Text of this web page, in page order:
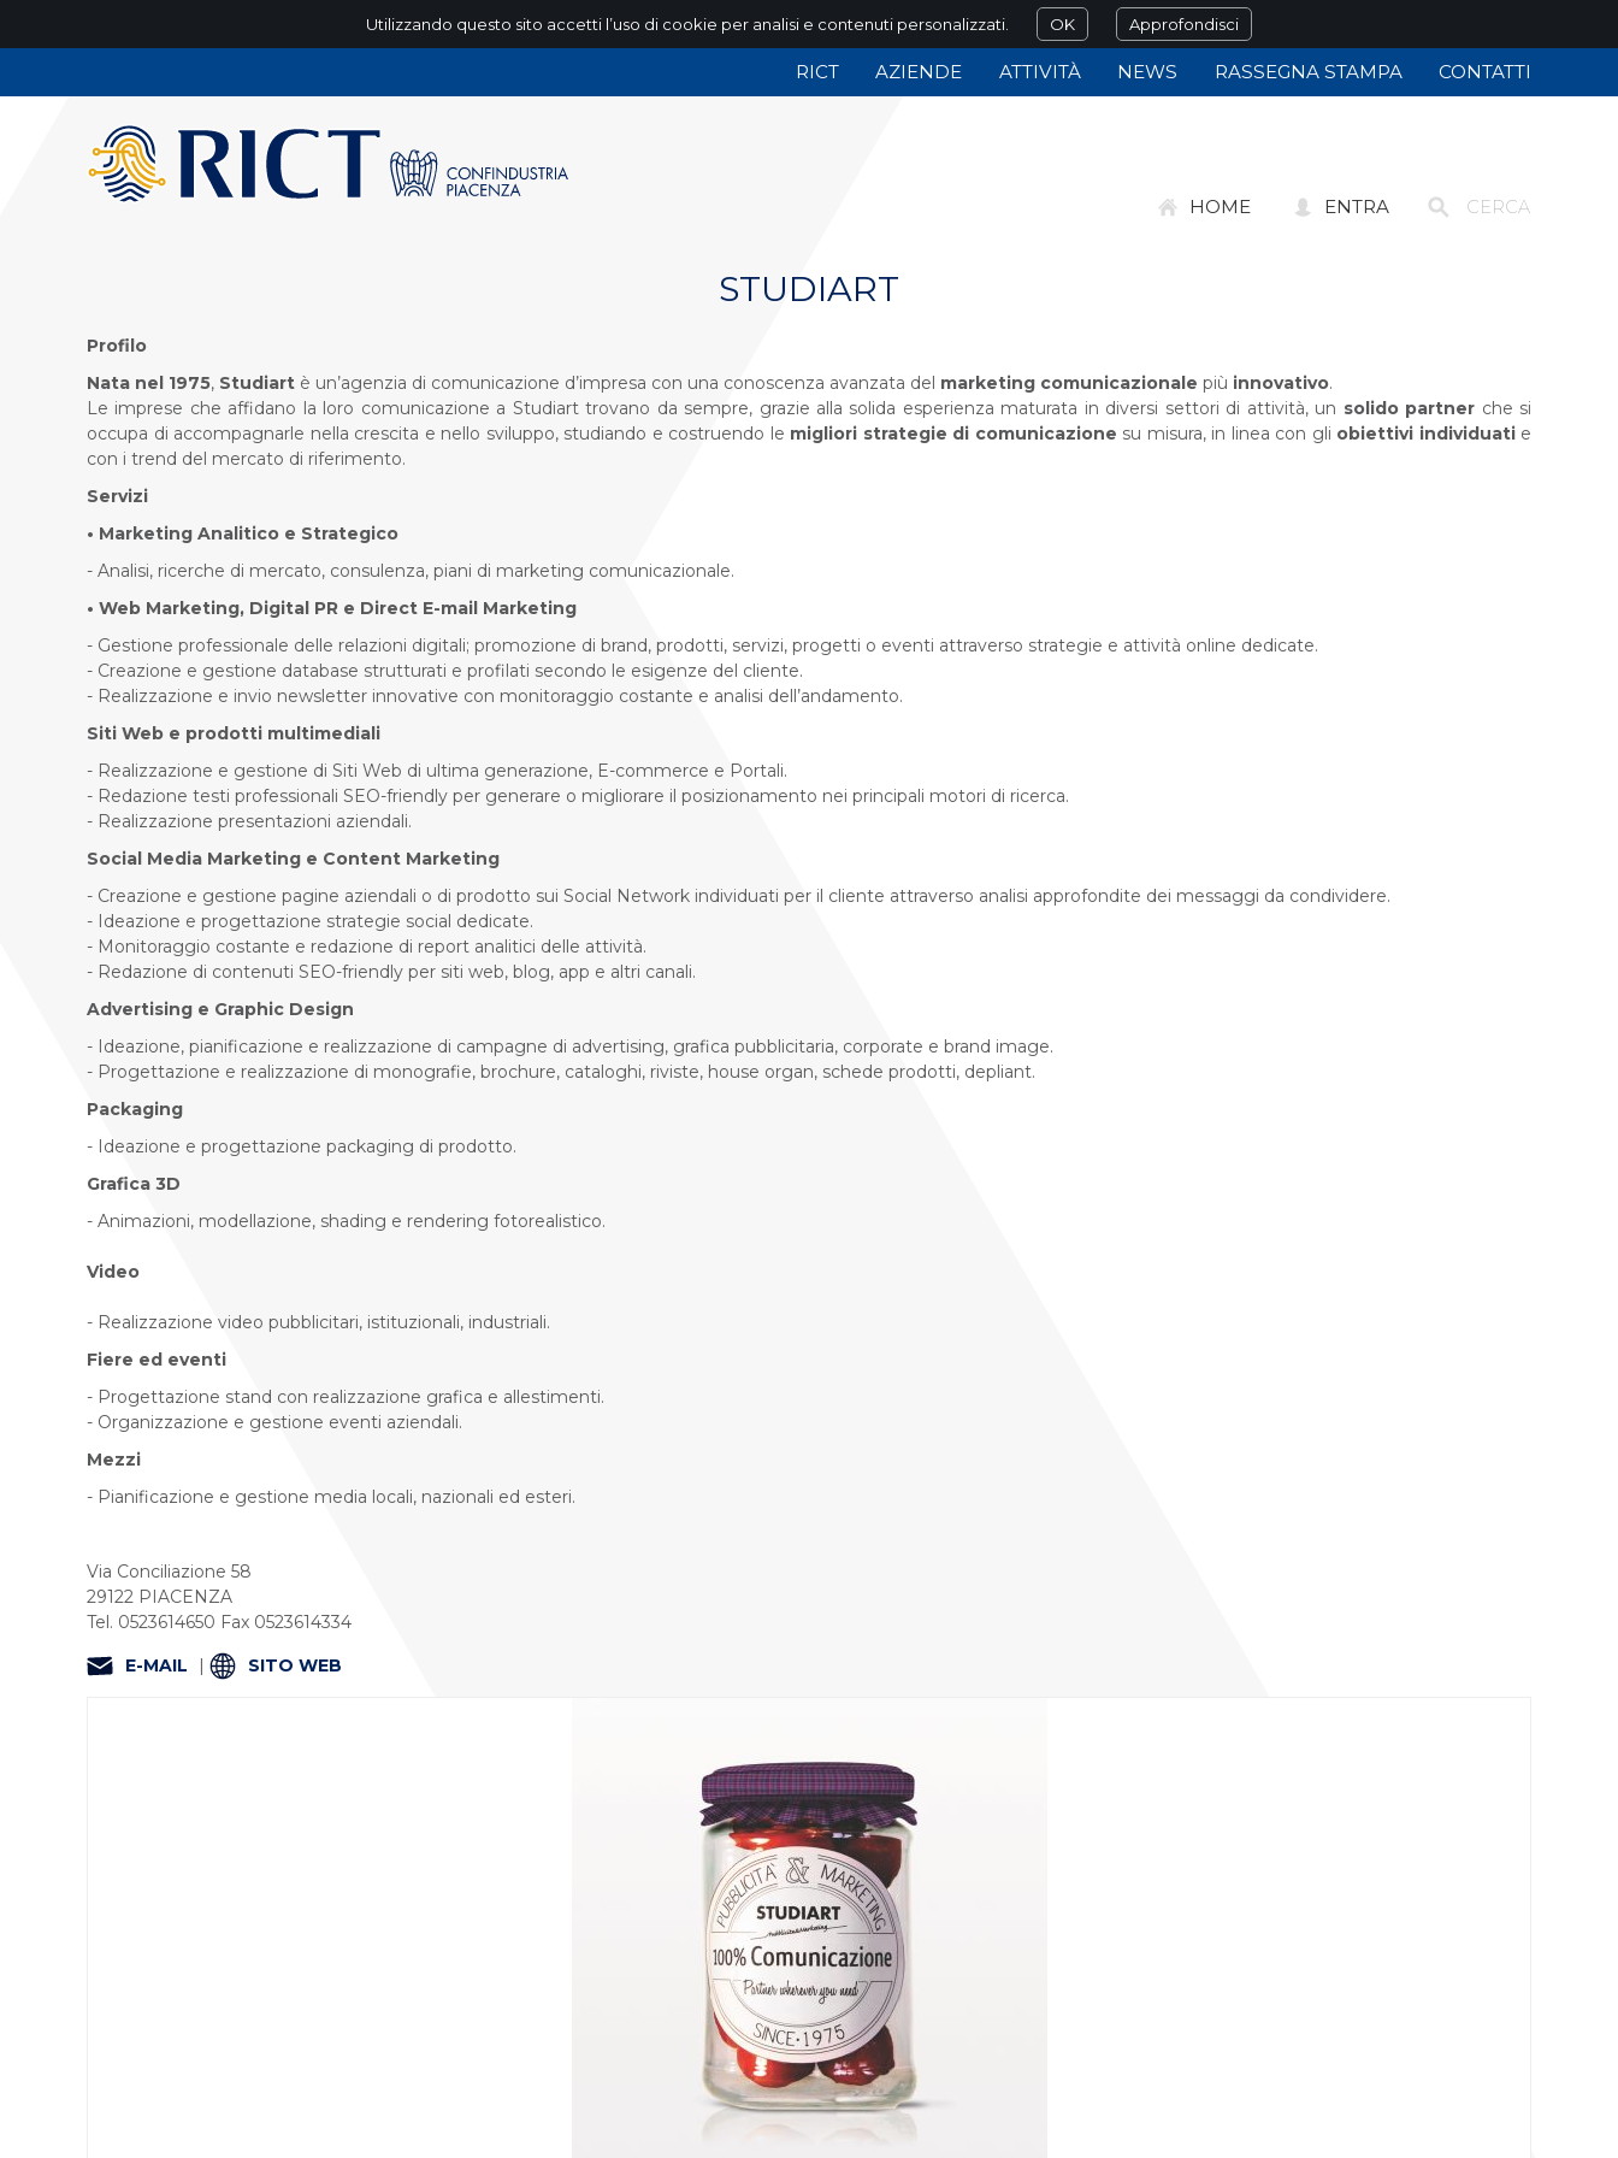
Utilizzando questo sito accetti l’uso di cookie per analisi e contenuti personalizzati. OK Approfondisci
HOME ENTRA
RICT AZIENDE ATTIVITÀ NEWS RASSEGNA STAMPA CONTATTI
STUDIART
Profilo
Nata nel 1975, Studiart è un’agenzia di comunicazione d’impresa con una conoscenza avanzata del marketing comunicazionale più innovativo.
Le imprese che affidano la loro comunicazione a Studiart trovano da sempre, grazie alla solida esperienza maturata in diversi settori di attività, un solido partner che si
occupa di accompagnarle nella crescita e nello sviluppo, studiando e costruendo le migliori strategie di comunicazione su misura, in linea con gli obiettivi individuatie
con i trend del mercato di riferimento.
Servizi
• Marketing Analitico e Strategico
- Analisi, ricerche di mercato, consulenza, piani di marketing comunicazionale.
• Web Marketing, Digital PR e Direct E-mail Marketing
- Gestione professionale delle relazioni digitali; promozione di brand, prodotti, servizi, progetti o eventi attraverso strategie e attività online dedicate.
- Creazione e gestione database strutturati e profilati secondo le esigenze del cliente.
- Realizzazione e invio newsletter innovative con monitoraggio costante e analisi dell’andamento.
Siti Web e prodotti multimediali
- Realizzazione e gestione di Siti Web di ultima generazione, E-commerce e Portali.
- Redazione testi professionali SEO-friendly per generare o migliorare il posizionamento nei principali motori di ricerca.
- Realizzazione presentazioni aziendali.
Social Media Marketing e Content Marketing
- Creazione e gestione pagine aziendali o di prodotto sui Social Network individuati per il cliente attraverso analisi approfondite dei messaggi da condividere.
- Ideazione e progettazione strategie social dedicate.
- Monitoraggio costante e redazione di report analitici delle attività.
- Redazione di contenuti SEO-friendly per siti web, blog, app e altri canali.
Advertising e Graphic Design
- Ideazione, pianificazione e realizzazione di campagne di advertising, grafica pubblicitaria, corporate e brand image.
- Progettazione e realizzazione di monografie, brochure, cataloghi, riviste, house organ, schede prodotti, depliant.
Packaging
- Ideazione e progettazione packaging di prodotto.
Grafica 3D
- Animazioni, modellazione, shading e rendering fotorealistico.
Video
- Realizzazione video pubblicitari, istituzionali, industriali.
Fiere ed eventi
- Progettazione stand con realizzazione grafica e allestimenti.
- Organizzazione e gestione eventi aziendali.
Mezzi
- Pianificazione e gestione media locali, nazionali ed esteri.
Via Conciliazione 58
29122 PIACENZA
Tel. 0523614650 Fax 0523614334
E-MAIL
| SITO WEB